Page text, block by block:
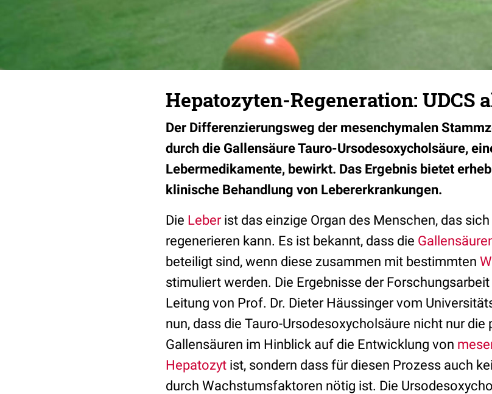
Hepatozyten-Regeneration: UDCS
Der Differenzierungsweg der mesenchymalen
durch die Gallensäure Tauro-Ursodesoxycholsäure,
Lebermedikamente, bewirkt. Das Ergebnis bietet
klinische Behandlung von Lebererkrankungen.
Die Leberist das einzige Organ des Menschen, das
regenerieren kann. Es ist bekannt, dass die
beteiligt sind, wenn diese zusammen mit bestimmten
stimuliert werden. Die Ergebnisse der
Leitung von Prof. Dr. Dieter Häussinger vom
nun, dass die Tauro-Ursodesoxycholsäure nicht nur
Gallensäuren im Hinblick auf die Entwicklung von
Hepatozyt ist, sondern dass für diesen Prozess auch
durch Wachstumsfaktoren nötig ist. Die